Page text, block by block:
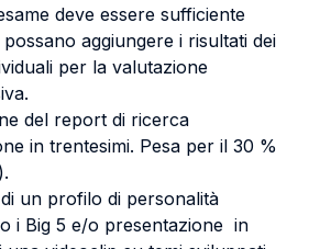
deve essere sufficiente
aggiungere i risultati dei
per la valutazione
del report di ricerca
in trentesimi. Pesa per il 30 %
un profilo di personalità
i Big 5 e/o presentazione in